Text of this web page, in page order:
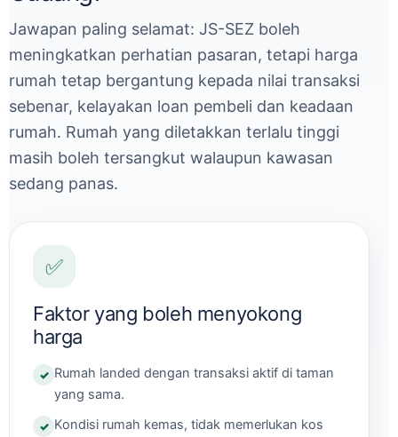
Jawapan paling selamat: JS-SEZ boleh
meningkatkan perhatian pasaran, tetapi harga
rumah tetap bergantung kepada nilai transaksi
sebenar, kelayakan loan pembeli dan keadaan
rumah. Rumah yang diletakkan terlalu tinggi
masih boleh tersangkut walaupun kawasan
sedang panas.
✅
Faktor yang boleh menyokong
harga
Rumah landed dengan transaksi aktif di taman
yang sama.
Kondisi rumah kemas, tidak memerlukan kos